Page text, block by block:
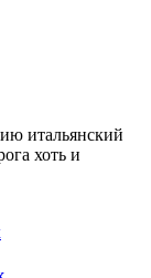
итальянский
хоть и